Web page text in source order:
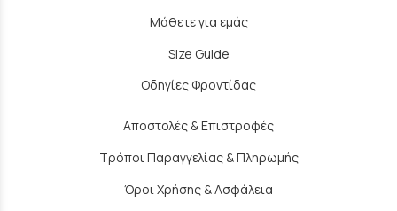
Μάθετε για εμάς
Size Guide
Οδηγίες Φροντίδας
Αποστολές & Επιστροφές
Τρόποι Παραγγελίας & Πληρωμής
Όροι Χρήσης & Ασφάλεια